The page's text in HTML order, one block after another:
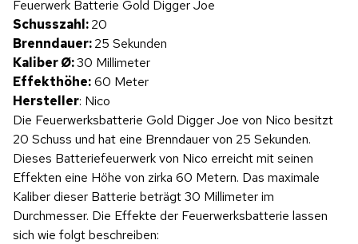
Produktvideo
Feuerwerk Batterie Gold Digger Joe
Schusszahl:20
Brenndauer:25 Sekunden
Kaliber Ø:30 Millimeter
Effekthöhe:60 Meter
Hersteller: Nico
Die Feuerwerksbatterie Gold Digger Joe von Nico besitzt
20 Schuss und hat eine Brenndauer von 25 Sekunden.
Dieses Batteriefeuerwerk von Nico erreicht mit seinen
Effekten eine Höhe von zirka 60 Metern. Das maximale
Kaliber dieser Batterie beträgt 30 Millimeter im
Durchmesser. Die Effekte der Feuerwerksbatterie lassen
sich wie folgt beschreiben: